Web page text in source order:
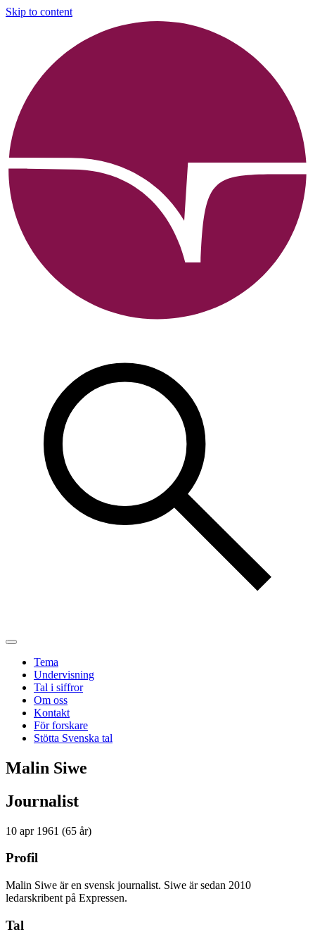
Skip to content
Tema
Undervisning
Tal i siffror
Om oss
Kontakt
För forskare
Stötta Svenska tal
Malin Siwe
Journalist
10 apr 1961 (65 år)
Profil
Malin Siwe är en svensk journalist. Siwe är sedan 2010
ledarskribent på Expressen.
Tal